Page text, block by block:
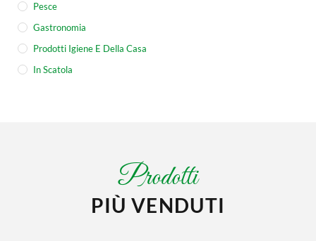
Pesce
Gastronomia
Prodotti Igiene E Della Casa
In Scatola
Prodotti
PIÙ VENDUTI